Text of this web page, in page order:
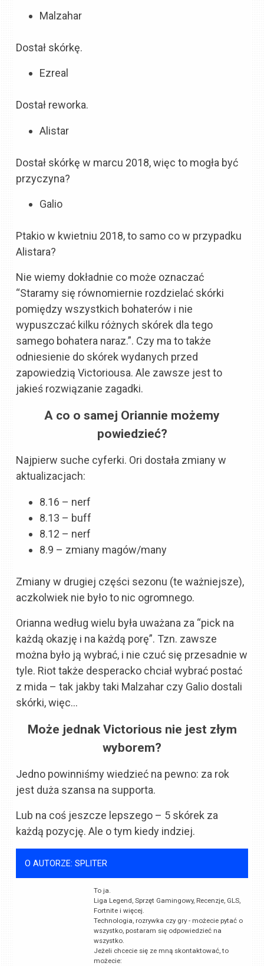
Malzahar
Dostał skórkę.
Ezreal
Dostał reworka.
Alistar
Dostał skórkę w marcu 2018, więc to mogła być
przyczyna?
Galio
Ptakio w kwietniu 2018, to samo co w przypadku
Alistara?
Nie wiemy dokładnie co może oznaczać
“Staramy się równomiernie rozdzielać skórki
pomiędzy wszystkich bohaterów i nie
wypuszczać kilku różnych skórek dla tego
samego bohatera naraz.”. Czy ma to także
odniesienie do skórek wydanych przed
zapowiedzią Victoriousa. Ale zawsze jest to
jakieś rozwiązanie zagadki.
A co o samej Oriannie możemy
powiedzieć?
Najpierw suche cyferki. Ori dostała zmiany w
aktualizacjach:
8.16 – nerf
8.13 – buff
8.12 – nerf
8.9 – zmiany magów/many
Zmiany w drugiej części sezonu (te ważniejsze),
aczkolwiek nie było to nic ogromnego.
Orianna według wielu była uważana za “pick na
każdą okazję i na każdą porę”. Tzn. zawsze
można było ją wybrać, i nie czuć się przesadnie w
tyle. Riot także desperacko chciał wybrać postać
z mida – tak jakby taki Malzahar czy Galio dostali
skórki, więc…
Może jednak Victorious nie jest złym
wyborem?
Jedno powinniśmy wiedzieć na pewno: za rok
jest duża szansa na supporta.
Lub na coś jeszcze lepszego – 5 skórek za
każdą pozycję. Ale o tym kiedy indziej.
O AUTORZE: SPLITER
To ja.
Liga Legend, Sprzęt Gamingowy, Recenzje, GLS,
Fortnite i więcej.
Technologia, rozrywka czy gry - możecie pytać o
wszystko, postaram się odpowiedzieć na
wszystko.
Jeżeli chcecie się ze mną skontaktować, to
możecie: